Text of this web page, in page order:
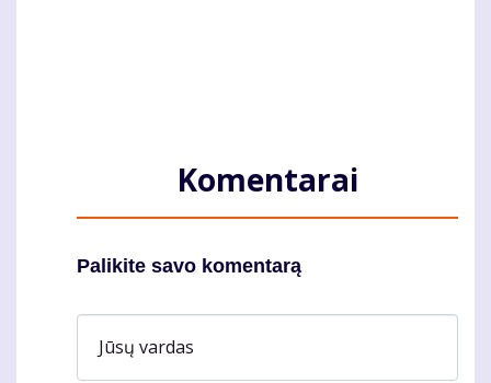
Komentarai
Palikite savo komentarą
Jūsų vardas